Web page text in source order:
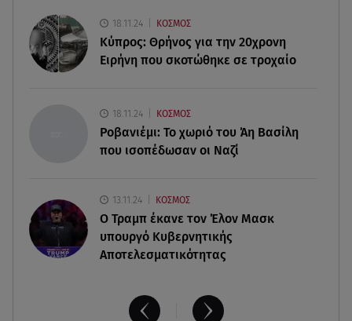
09.08.26 , 18:57
Σε εξέλιξη η πυρκαγιά στο Σπήλαιο Ορεστιάδας
επόμενη ζωή να είμαστε κολλητές»
18.11.24 ΚΟΣΜΟΣ
Κύπρος: Θρήνος για την 20χρονη
Ειρήνη που σκοτώθηκε σε τροχαίο
18.11.24 ΚΟΣΜΟΣ
Ροβανιέμι: Το χωριό του Άη Βασίλη
που ισοπέδωσαν οι Ναζί
13.11.24 ΚΟΣΜΟΣ
O Τραμπ έκανε τον Έλον Μασκ
υπουργό Κυβερνητικής
Αποτελεσματικότητας